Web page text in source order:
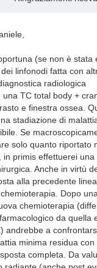
(se non è stata
linfonodi fatta con
radiologica
una TC total body +
e finestra ossea.
stadiazione di
Se
solo quanto riportato
in primis effettuerei una
Anche in virtù
alla precedente linea
Dopo
chemioterapia
da quella
andrebbe a
minima residua con
completa. Da